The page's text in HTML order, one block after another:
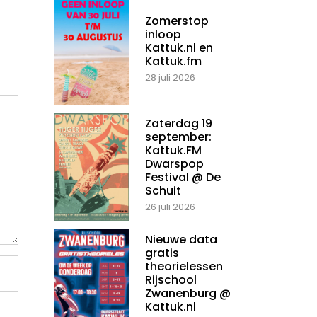
Zomerstop
inloop
Kattuk.nl en
Kattuk.fm
28 juli 2026
Zaterdag 19
september:
Kattuk.FM
Dwarspop
Festival @ De
Schuit
26 juli 2026
Nieuwe data
gratis
theorielessen
Rijschool
Zwanenburg @
Kattuk.nl